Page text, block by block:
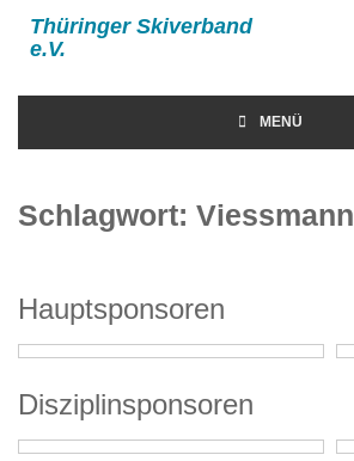
Thüringer Skiverband
e.V.
MENÜ
Schlagwort: Viessmann
Hauptsponsoren
Disziplinsponsoren